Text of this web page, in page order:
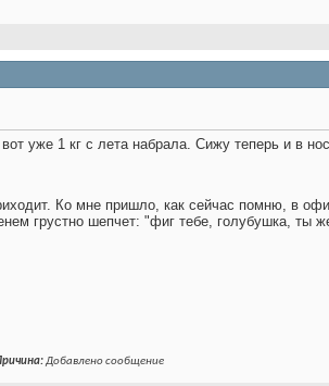
вот уже 1 кг с лета набрала. Сижу теперь и в
Ко мне пришло, как сейчас помню, в
грустно шепчет: "фиг тебе, голубушка, ты
Добавлено сообщение